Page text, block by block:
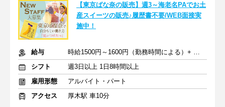
【東京ばな奈の販売】週3～海老名PAでお土
産スイーツの販売♪履歴書不要/WEB面接実
施中！
給与
時給1500円～1600円（勤務時間による）+ 交通費
シフト
週3日以上 1日8時間以上
雇用形態
アルバイト・パート
アクセス
厚木駅 車10分